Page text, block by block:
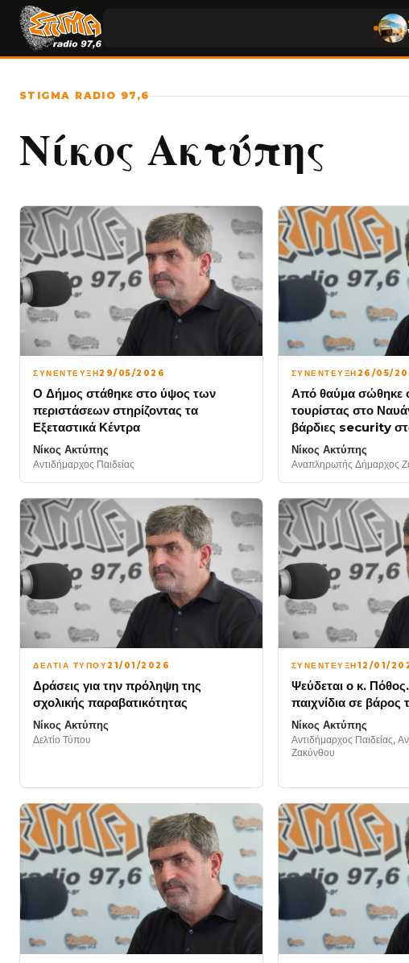
STIGMA RADIO 97,6
Νίκος Ακτύπης
ΣΥΝΕΝΤΕΥΞΗ29/05/2026
Ο Δήμος στάθηκε στο ύψος των
περιστάσεων στηρίζοντας τα
Εξεταστικά Κέντρα
Νίκος Ακτύπης
Αντιδήμαρχος Παιδείας
ΣΥΝΕΝΤΕΥΞΗ26/05/
Από θαύμα σώθηκε
τουρίστας στο
βάρδιες security
Νίκος Ακτύπης
Αναπληρωτής Δήμαρχος
ΔΕΛΤΙΑ ΤΥΠΟΥ21/01/2026
Δράσεις για την πρόληψη της
σχολικής παραβατικότητας
Νίκος Ακτύπης
Δελτίο Τύπου
ΣΥΝΕΝΤΕΥΞΗ12/01/
Ψεύδεται ο κ.
παιχνίδια σε
Νίκος Ακτύπης
Αντιδήμαρχος Παιδείας,
Ζακύνθου